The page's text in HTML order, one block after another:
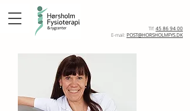
Tlf: 45 86 94 00
E-mail: POST@HORSHOLMFYS.DK